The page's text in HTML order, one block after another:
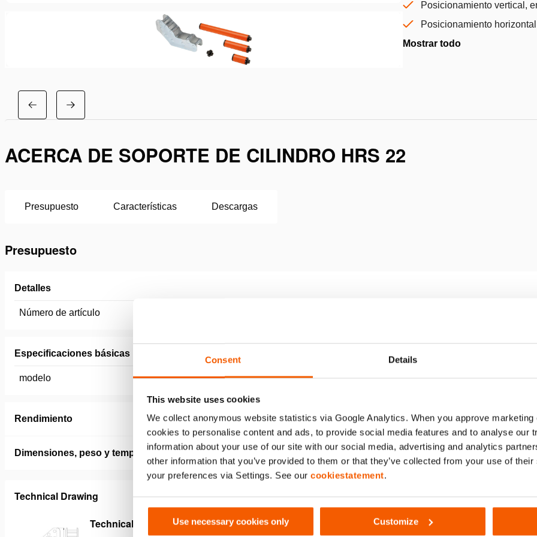
Consent Details
This website uses cookies
We collect anonymous website statistics via Google Analytics. When you approve
cookies to personalise content and ads, to provide social media features and to analyse our
information about your use of our site with our social media, advertising and analytics
other information that you’ve provided to them or that they’ve collected from your use of
your preferences via Settings. See our cookiestatement.
Use necessary cookies only Customize
Posicionamiento vertical,
Posicionamiento
Mostrar todo
ACERCA DE SOPORTE DE CILINDRO HRS 22
Presupuesto Características Descargas
Presupuesto
Detalles
Número de artículo
Especificaciones básicas
modelo HRS 22
Rendimiento
Dimensiones, peso y temperatura
Technical Drawing
Technical Drawing HRS22